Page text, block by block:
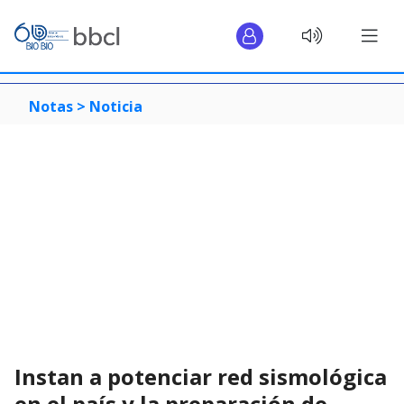
Notas > Noticia
Instan a potenciar red sismológica